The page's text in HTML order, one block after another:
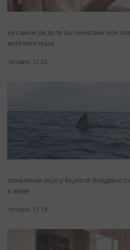
на самом ли деле вы начитаны или
интеллектуала
сегодня, 12:20
появлении акул у берегов
в июне
сегодня, 12:18